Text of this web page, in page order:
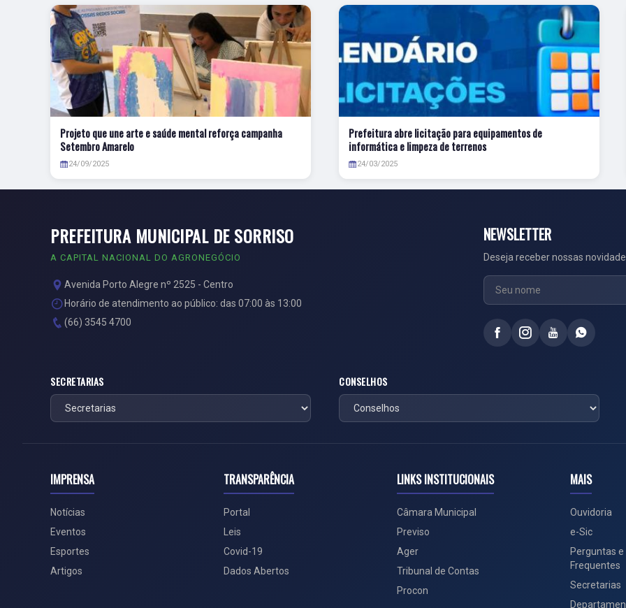
Projeto que une arte e saúde mental reforça campanha
Setembro Amarelo
24/09/2025
Prefeitura abre licitação para equipamentos de
informática e limpeza de terrenos
24/03/2025
PREFEITURA MUNICIPAL DE SORRISO
A CAPITAL NACIONAL DO AGRONEGÓCIO
Avenida Porto Alegre nº 2525 - Centro
Horário de atendimento ao público: das 07:00 às 13:00
(66) 3545 4700
NEWSLETTER
Deseja receber nossas
SECRETARIAS CONSELHOS
IMPRENSA
Notícias
Eventos
Esportes
Artigos
TRANSPARÊNCIA
Portal
Leis
Covid-19
Dados Abertos
LINKS INSTITUCIONAIS
Câmara Municipal
Previso
Ager
Tribunal de Contas
Procon
MAIS
Ouvidoria
e-Sic
Perguntas
Frequentes
Secretarias